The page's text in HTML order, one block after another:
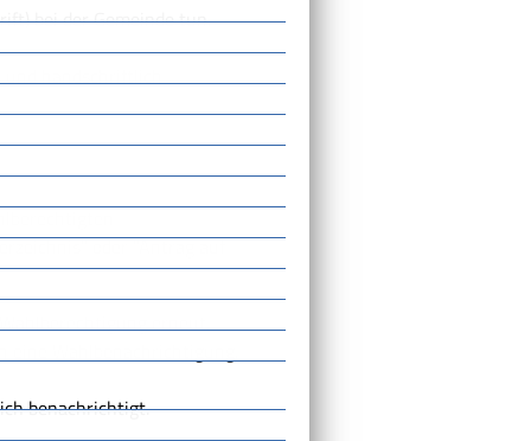
bei der Gemeinde tun.
und handschriftlich
oder "Antrag auf
erneut.
Wahlbenachrichtigung.
benachrichtigt.